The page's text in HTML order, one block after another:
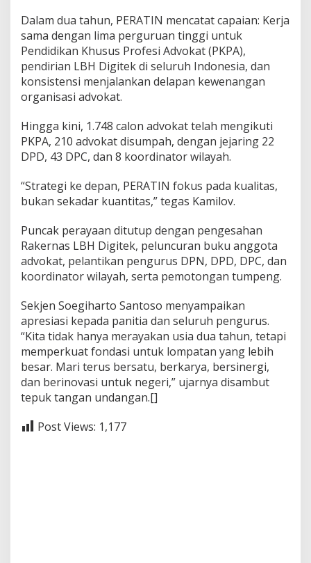
Dalam dua tahun, PERATIN mencatat capaian: Kerja
sama dengan lima perguruan tinggi untuk
Pendidikan Khusus Profesi Advokat (PKPA),
pendirian LBH Digitek di seluruh Indonesia, dan
konsistensi menjalankan delapan kewenangan
organisasi advokat.
Hingga kini, 1.748 calon advokat telah mengikuti
PKPA, 210 advokat disumpah, dengan jejaring 22
DPD, 43 DPC, dan 8 koordinator wilayah.
“Strategi ke depan, PERATIN fokus pada kualitas,
bukan sekadar kuantitas,” tegas Kamilov.
Puncak perayaan ditutup dengan pengesahan
Rakernas LBH Digitek, peluncuran buku anggota
advokat, pelantikan pengurus DPN, DPD, DPC, dan
koordinator wilayah, serta pemotongan tumpeng.
Sekjen Soegiharto Santoso menyampaikan
apresiasi kepada panitia dan seluruh pengurus.
“Kita tidak hanya merayakan usia dua tahun, tetapi
memperkuat fondasi untuk lompatan yang lebih
besar. Mari terus bersatu, berkarya, bersinergi,
dan berinovasi untuk negeri,” ujarnya disambut
tepuk tangan undangan.[]
Post Views: 1,177